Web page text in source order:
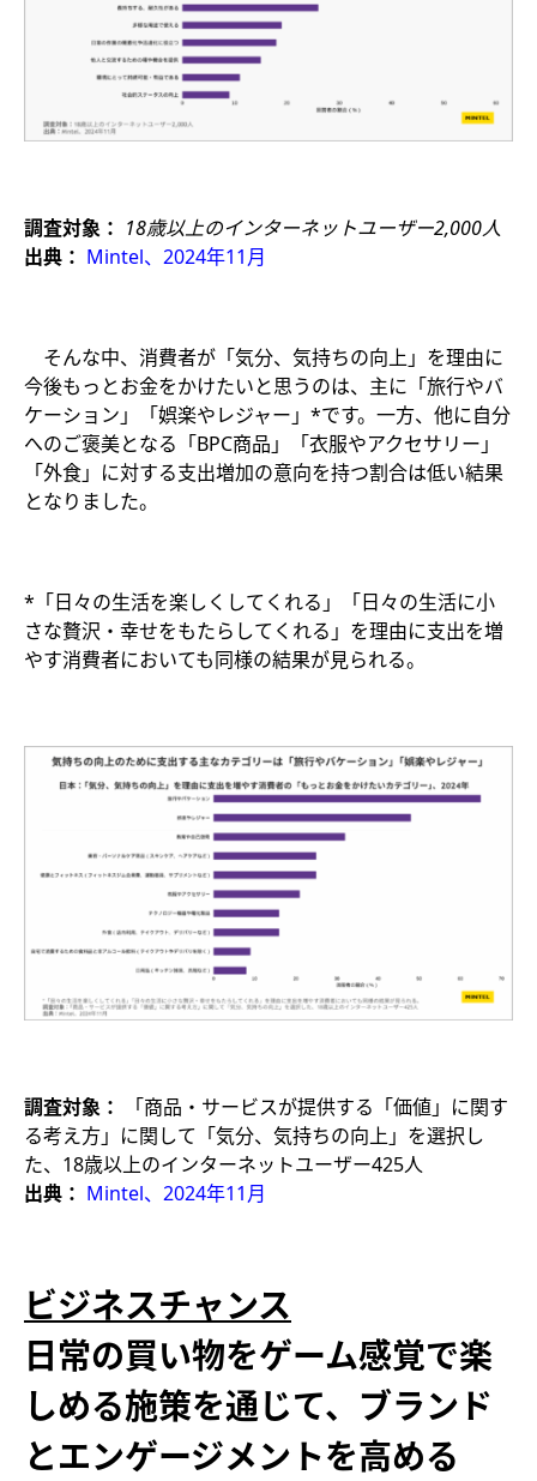
調査対象： 18歳以上のインターネットユーザー2,000人
出典： Mintel、2024年11月
​ そんな中、消費者が「気分、気持ちの向上」を理由に
今後もっとお金をかけたいと思うのは、主に「旅行やバ
ケーション」「娯楽やレジャー」*です。一方、他に自分
へのご褒美となる「BPC商品」「衣服やアクセサリー」
「外食」に対する支出増加の意向を持つ割合は低い結果
となりました。​
*「日々の生活を楽しくしてくれる」「日々の生活に小
さな贅沢・幸せをもたらしてくれる」を理由に支出を増
やす消費者においても同様の結果が見られる。​
調査対象：
「商品・サービスが提供する「価値」に関す
る考え方」に関して「気分、気持ちの向上」を選択し
た、18歳以上のインターネット​ユーザー425人​
出典： Mintel、2024年11月
ビジネスチャンス
日常の買い物をゲーム感覚で楽
しめる施策を通じて、ブランド
とエンゲージメントを高める